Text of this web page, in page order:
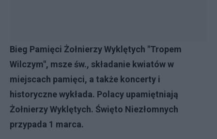
Bieg Pamięci Żołnierzy Wyklętych "Tropem
Wilczym", msze św., składanie kwiatów w
miejscach pamięci, a także koncerty i
historyczne wykłada. Polacy upamiętniają
Żołnierzy Wyklętych. Święto Niezłomnych
przypada 1 marca.